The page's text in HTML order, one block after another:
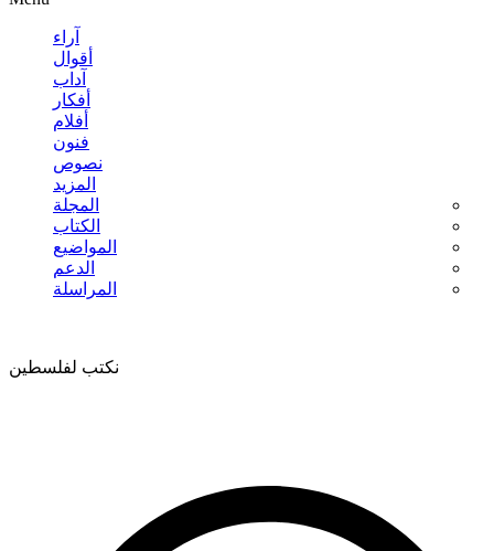
آراء
أقوال
آداب
أفكار
أفلام
فنون
نصوص
المزيد
المجلة
الكتاب
المواضيع
الدعم
المراسلة
نكتب لفلسطين